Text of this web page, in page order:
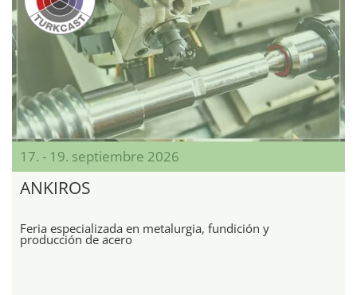
17. - 19. septiembre 2026
ANKIROS
Feria especializada en metalurgia, fundición y
producción de acero